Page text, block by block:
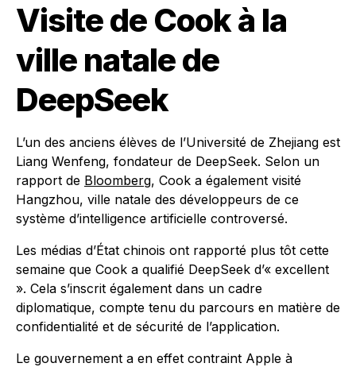
Visite de Cook à la
ville natale de
DeepSeek
L’un des anciens élèves de l’Université de Zhejiang est
Liang Wenfeng, fondateur de DeepSeek. Selon un
rapport de Bloomberg, Cook a également visité
Hangzhou, ville natale des développeurs de ce
système d’intelligence artificielle controversé.
Les médias d’État chinois ont rapporté plus tôt cette
semaine que Cook a qualifié DeepSeek d’« excellent
». Cela s’inscrit également dans un cadre
diplomatique, compte tenu du parcours en matière de
confidentialité et de sécurité de l’application.
Le gouvernement a en effet contraint Apple à